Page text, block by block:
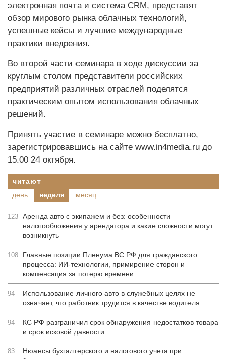
электронная почта и система CRM, представят
обзор мирового рынка облачных технологий,
успешные кейсы и лучшие международные
практики внедрения.
Во второй части семинара в ходе дискуссии за
круглым столом представители российских
предприятий различных отраслей поделятся
практическим опытом использования облачных
решений.
Принять участие в семинаре можно бесплатно,
зарегистрировавшись на сайте www.in4media.ru до
15.00 24 октября.
читают
день
неделя месяц
123 Аренда авто с экипажем и без: особенности
налогообложения у арендатора и какие сложности могут
возникнуть
108
Главные позиции Пленума ВС РФ для гражданского
процесса: ИИ-технологии, примирение сторон и
компенсация за потерю времени
94
Использование личного авто в служебных целях не
означает, что работник трудится в качестве водителя
94
КС РФ разграничил срок обнаружения недостатков товара
и срок исковой давности
83
Нюансы бухгалтерского и налогового учета при